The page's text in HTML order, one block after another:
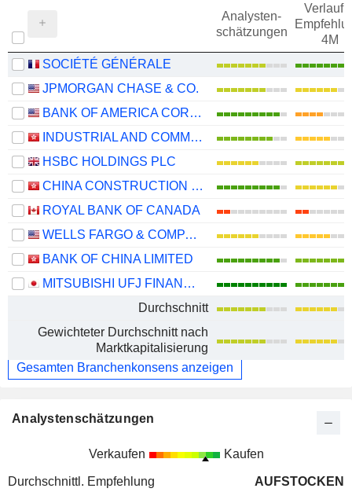
Analysten-
schätzungen
Verlauf
4M
SOCIÉTÉ GÉNÉRALE
JPMORGAN CHASE & CO.
BANK OF AMERICA CORPORATION
INDUSTRIAL AND COMMERCIAL BANK OF CHINA LIMITED
HSBC HOLDINGS PLC
CHINA CONSTRUCTION BANK CORPORATION
ROYAL BANK OF CANADA
WELLS FARGO & COMPANY
BANK OF CHINA LIMITED
MITSUBISHI UFJ FINANCIAL GROUP, INC.
Durchschnitt
Gewichteter Durchschnitt nach
Marktkapitalisierung
Gesamten Branchenkonsens anzeigen
Analystenschätzungen
Verkaufen Kaufen
Durchschnittl. Empfehlung
AUFSTOCKEN